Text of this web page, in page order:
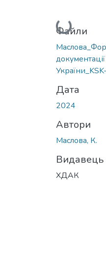
Вантажиться...
Файли
Дата
2024
Автори
Маслова, К.
Видавець
ХДАК